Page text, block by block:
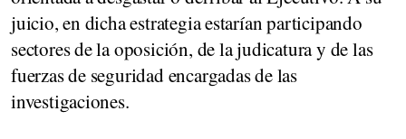
juicio, en dicha estrategia estarían participando
sectores de la oposición, de la judicatura y de las
fuerzas de seguridad encargadas de las
investigaciones.